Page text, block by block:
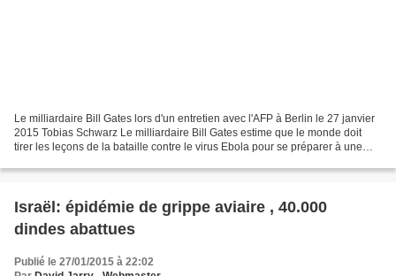
Le milliardaire Bill Gates lors d'un entretien avec l'AFP à Berlin le 27 janvier
2015 Tobias Schwarz Le milliardaire Bill Gates estime que le monde doit
tirer les leçons de la bataille contre le virus Ebola pour se préparer à une
Israël: épidémie de grippe aviaire , 40.000
dindes abattues
Publié le 27/01/2015 à 22:02